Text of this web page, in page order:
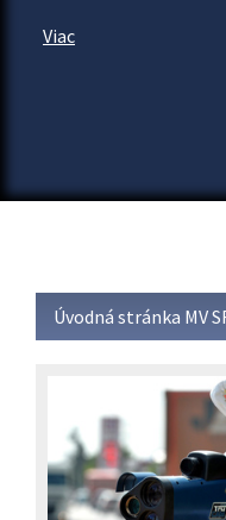
Viac
Úvodná stránka MV